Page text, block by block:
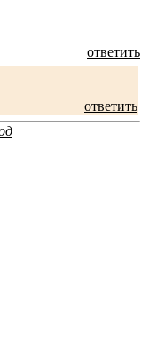
ответить
ответить